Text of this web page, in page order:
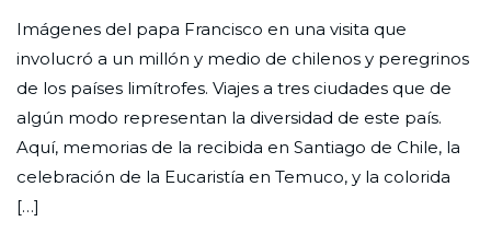
Ciudad
Nueva
30
de
abril
de
2025
Sin
categoría ,
Una
Foto
Imágenes del papa Francisco en una visita que
involucró a un millón y medio de chilenos y peregrinos
de los países limítrofes. Viajes a tres ciudades que de
algún modo representan la diversidad de este país.
Aquí, memorias de la recibida en Santiago de Chile, la
celebración de la Eucaristía en Temuco, y la colorida
[…]